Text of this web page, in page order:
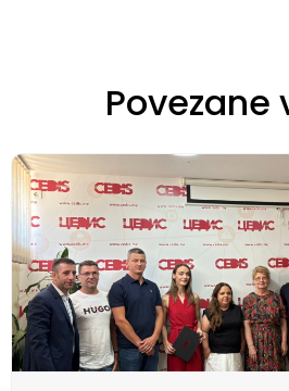
Povezane